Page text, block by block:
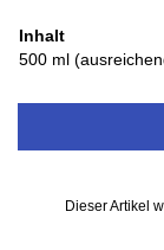
Inhalt
500 ml
Dieser Artikel